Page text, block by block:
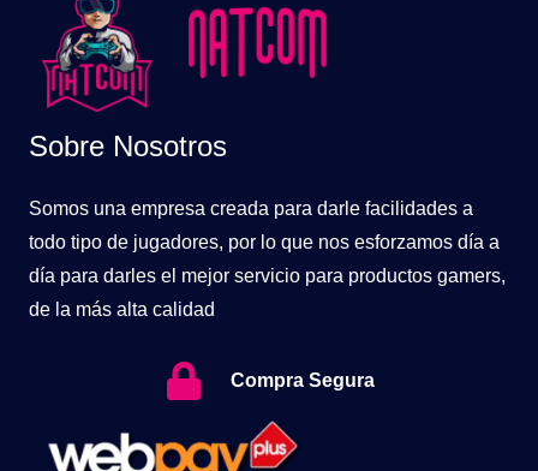
Sobre Nosotros
Somos una empresa creada para darle facilidades a
todo tipo de jugadores, por lo que nos esforzamos día a
día para darles el mejor servicio para productos gamers,
de la más alta calidad
Compra Segura